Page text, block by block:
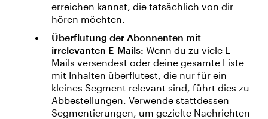
erreichen kannst, die tatsächlich von dir
hören möchten.
Überflutung der Abonnenten mit
irrelevanten E-Mails: Wenn du zu viele E-
Mails versendest oder deine gesamte Liste
mit Inhalten überflutest, die nur für ein
kleines Segment relevant sind, führt dies zu
Abbestellungen. Verwende stattdessen
Segmentierungen, um gezielte Nachrichten